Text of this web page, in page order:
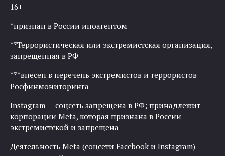
16+
*признан в России иноагентом
**Террористическая или экстремистская организация,
запрещенная в РФ
***внесен в перечень экстремистов и террористов
Росфинмониторинга
Instagram — соцсеть запрещена в РФ; принадлежит
корпорации Meta, которая признана в России
экстремистской и запрещена
Деятельность Meta (соцсети Facebook и Instagram)